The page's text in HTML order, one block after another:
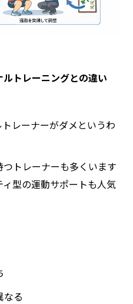
トレーニングとの違い
レーナーがダメというわ
トレーナーも多くいます
型の運動サポートも人気
なる